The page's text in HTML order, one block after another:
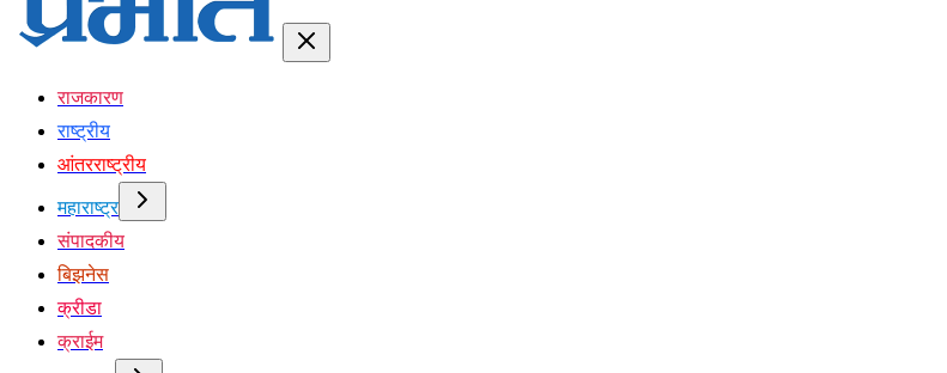
राजकारण
राष्ट्रीय
आंतरराष्ट्रीय
महाराष्ट्र
संपादकीय
बिझनेस
क्रीडा
क्राईम